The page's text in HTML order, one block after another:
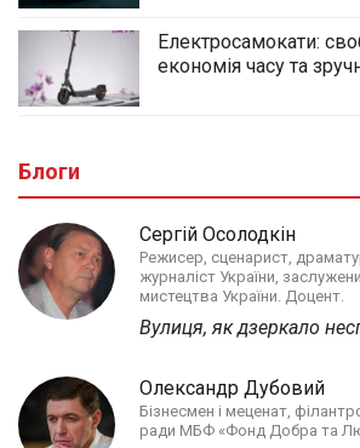
Електросамокати:
економія часу та
Блоги
Сергій Осолодкін
Режисер, сценарист,
журналіст України,
мистецтва України. Доцент.
Вулиця, як дзеркало
Олександр Дубовий
Бізнесмен і меценат,
ради МБФ «Фонд Добра та